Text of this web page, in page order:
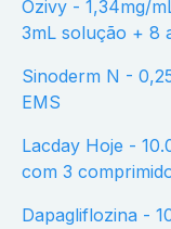
Ozivy - 1,34mg/mL com 2 canetas aplicadoras com
3mL solução + 8
Sinoderm N - 0,25mg + 3,3mg com 15g de pomada -
EMS
Lacday Hoje - 10.000 U.FCC contém 7 embalagens
com 3
Dapagliflozina - 10mg com 30 comprimidos